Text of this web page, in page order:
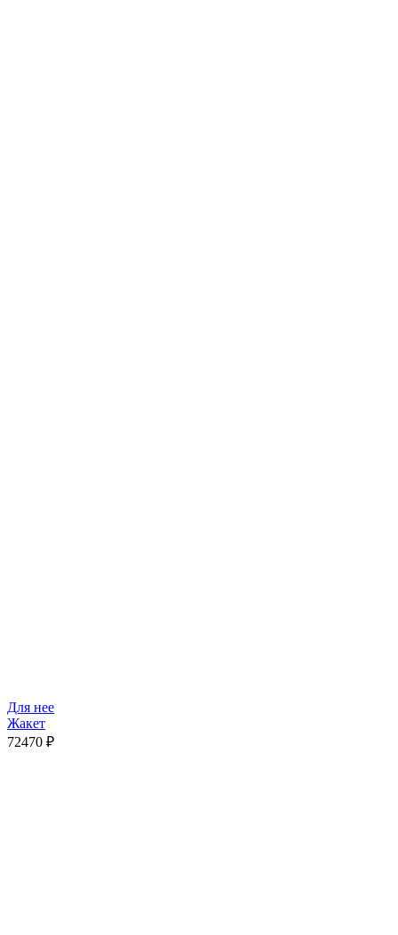
Для нее
Жакет
72470 ₽